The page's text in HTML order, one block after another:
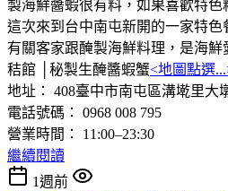
製海鮮醬蝦很有料，如果喜歡特色
這次來到台中南屯新開的一家特
有關客家跟醃製海鮮料理，是海
秸館 │秘製生醃醬蝦蟹<地圖點選
地址： 408臺中市南屯區溝墘里大
電話號碼： 0968 008 795
營業時間： 11:00–23:30
繼續閱讀
1週前